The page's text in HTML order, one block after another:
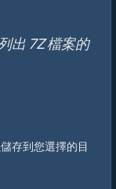
出 7Z 檔案的
存到您選擇的目